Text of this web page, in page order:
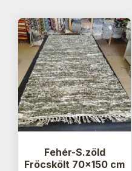
Fehér-S.zöld
Fröcskölt 70×150 cm